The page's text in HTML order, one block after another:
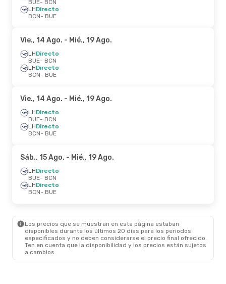
BUE- BCN
LHDirecto
BCN- BUE
Vie., 14 Ago. - Mié., 19 Ago.
LHDirecto
BUE- BCN
LHDirecto
BCN- BUE
Vie., 14 Ago. - Mié., 19 Ago.
LHDirecto
BUE- BCN
LHDirecto
BCN- BUE
Sáb., 15 Ago. - Mié., 19 Ago.
LHDirecto
BUE- BCN
LHDirecto
BCN- BUE
Los precios que se muestran en esta página estaban
disponibles durante los últimos 20 días para los periodos
especificados y no deben considerarse el precio final ofrecido.
Ten en cuenta que la disponibilidad y los precios están sujetos
a cambios.